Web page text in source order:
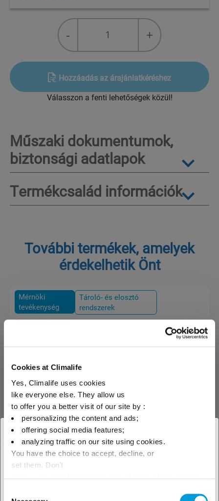
Cookies at Climalife
Yes, Climalife uses cookies
like everyone else. They allow us
to offer you a better visit of our site by :
personalizing the content and ads;
offering social media features;
analyzing traffic on our site using cookies.
You have the choice to accept, decline, or
set them. Don't
× Bezár
Adja meg tartózkodási helyét
NOVEXPANS™
- +
Hozzáadás az árajánlatkéréshez
Válasszon a fenti lehetőségek közül!
Műszaki dokumentumok,
biztonsági adatlapok
Termékcsalád információk
További termékek, amelyek
érdekelhetik Önt
Mérnöki
tevékenység
Tároló- és elosztó
rendszerek
Föld alatti tartályok
szolgáló föld alatti tartályok
tervezése és telepítése.